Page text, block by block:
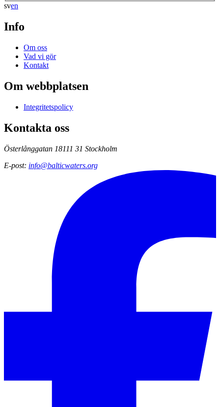
sven
Info
Om oss
Vad vi gör
Kontakt
Om webbplatsen
Integritetspolicy
Kontakta oss
Österlånggatan 18111 31 Stockholm
E-post: info@balticwaters.org